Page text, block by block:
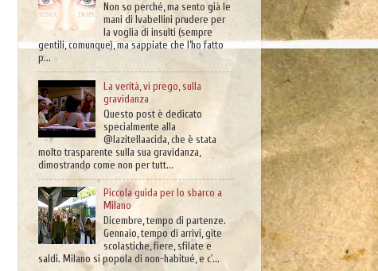
Non so perché, ma sento già le
mani di Ivabellini prudere per
la voglia di insulti (sempre
gentili, comunque), ma sappiate che l’ho fatto
p...
La verità, vi prego, sulla
gravidanza
Questo post è dedicato
specialmente alla
@lazitellaacida, che è stata
molto trasparente sulla sua gravidanza,
dimostrando come non per tutt...
Piccola guida per lo sbarco a
Milano
Dicembre, tempo di partenze.
Gennaio, tempo di arrivi, gite
scolastiche, fiere, sfilate e
saldi. Milano si popola di non-habitué, e c'...